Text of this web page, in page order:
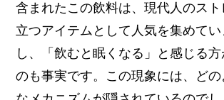
含まれたこの飲料は、現代人のス
立つアイテムとして人気を集めて
し、「飲むと眠くなる」と感じる
のも事実です。この現象には、ど